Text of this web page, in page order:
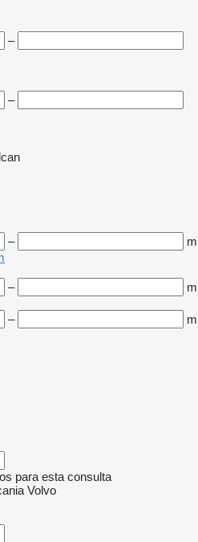
–
–
–
m
–
m
–
m
para esta consulta
Volvo